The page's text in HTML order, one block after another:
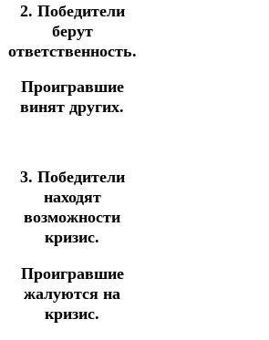
2. Победители
берут
ответственность.
Проигравшие
винят других.
3. Победители
находят
возможности
кризис.
Проигравшие
жалуются на
кризис.